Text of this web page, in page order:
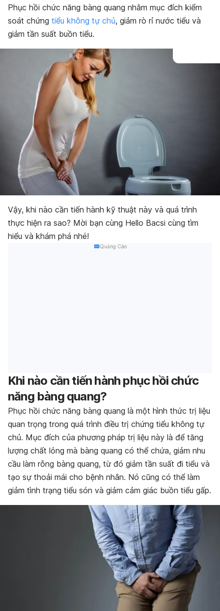
Phục hồi chức năng bàng quang nhằm mục đích kiểm
soát chứng tiểu không tự chủ, giảm rò rỉ nước tiểu và
giảm tần suất buồn tiểu.
Vậy, khi nào cần tiến hành kỹ thuật này và quá trình
thực hiện ra sao? Mời bạn cùng Hello Bacsi cùng tìm
hiểu và khám phá nhé!
Quảng Cáo
Khi nào cần tiến hành phục hồi chức
năng bàng quang?
Phục hồi chức năng bàng quang là một hình thức trị liệu
quan trọng trong quá trình điều trị chứng tiểu không tự
chủ. Mục đích của phương pháp trị liệu này là để tăng
lượng chất lỏng mà bàng quang có thể chứa, giảm nhu
cầu làm rỗng bàng quang, từ đó giảm tần suất đi tiểu và
tạo sự thoải mái cho bệnh nhân. Nó cũng có thể làm
giảm tình trạng tiểu són và giảm cảm giác buồn tiểu gấp.